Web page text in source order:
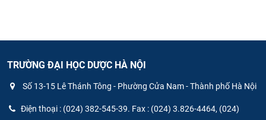
TRƯỜNG ĐẠI HỌC DƯỢC HÀ NỘI
Số 13-15 Lê Thánh Tông - Phường Cửa Nam - Thành phố Hà Nội
Điện thoại : (024) 382-545-39. Fax : (024) 3.826-4464, (024)